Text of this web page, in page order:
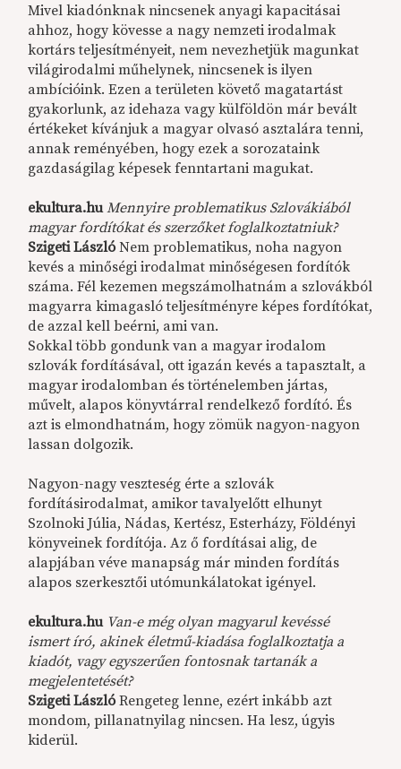
Mivel kiadónknak nincsenek anyagi kapacitásai
ahhoz, hogy kövesse a nagy nemzeti irodalmak
kortárs teljesítményeit, nem nevezhetjük magunkat
világirodalmi műhelynek, nincsenek is ilyen
ambícióink. Ezen a területen követő magatartást
gyakorlunk, az idehaza vagy külföldön már bevált
értékeket kívánjuk a magyar olvasó asztalára tenni,
annak reményében, hogy ezek a sorozataink
gazdaságilag képesek fenntartani magukat.
ekultura.hu Mennyire problematikus Szlovákiából
magyar fordítókat és szerzőket foglalkoztatniuk?
Szigeti LászlóNem problematikus, noha nagyon
kevés a minőségi irodalmat minőségesen fordítók
száma. Fél kezemen megszámolhatnám a szlovákból
magyarra kimagasló teljesítményre képes fordítókat,
de azzal kell beérni, ami van.
Sokkal több gondunk van a magyar irodalom
szlovák fordításával, ott igazán kevés a tapasztalt, a
magyar irodalomban és történelemben jártas,
művelt, alapos könyvtárral rendelkező fordító. És
azt is elmondhatnám, hogy zömük nagyon-nagyon
lassan dolgozik.
Nagyon-nagy veszteség érte a szlovák
fordításirodalmat, amikor tavalyelőtt elhunyt
Szolnoki Júlia, Nádas, Kertész, Esterházy, Földényi
könyveinek fordítója. Az ő fordításai alig, de
alapjában véve manapság már minden fordítás
alapos szerkesztői utómunkálatokat igényel.
ekultura.hu Van-e még olyan magyarul kevéssé
ismert író, akinek életmű-kiadása foglalkoztatja a
kiadót, vagy egyszerűen fontosnak tartanák a
megjelentetését?
Szigeti LászlóRengeteg lenne, ezért inkább azt
mondom, pillanatnyilag nincsen. Ha lesz, úgyis
kiderül.